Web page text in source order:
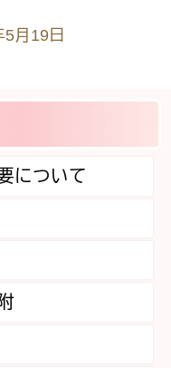
5月19日
について